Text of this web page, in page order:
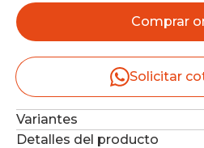
Comprar
Solicitar
Variantes
Detalles del producto